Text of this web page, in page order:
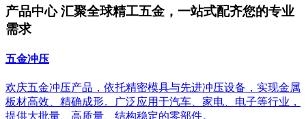
产品中心汇聚全球精工五金，一站式配齐您的专业
需求
五金冲压
欢庆五金冲压产品，依托精密模具与先进冲压设备，实现金属
板材高效、精确成形。广泛应用于汽车、家电、电子等行业，
提供大批量、高质量、结构稳定的零部件。